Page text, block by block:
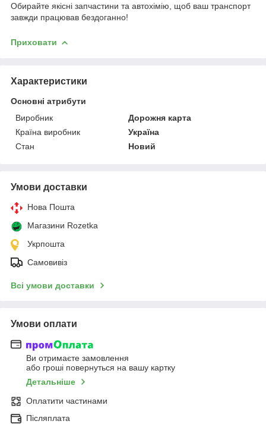
Обирайте якісні запчастини та автохімію, щоб ваш транспорт
завжди працював бездоганно!
Приховати
Характеристики
Основні атрибути
Виробник
Дорожня карта
Країна виробник
Україна
Стан
Новий
Умови доставки
Нова Пошта
Магазини Rozetka
Укрпошта
Самовивіз
Всі умови доставки
Умови оплати
Ви отримаєте замовлення
або гроші повернуться на вашу картку
Детальніше
Оплатити частинами
Післяплата